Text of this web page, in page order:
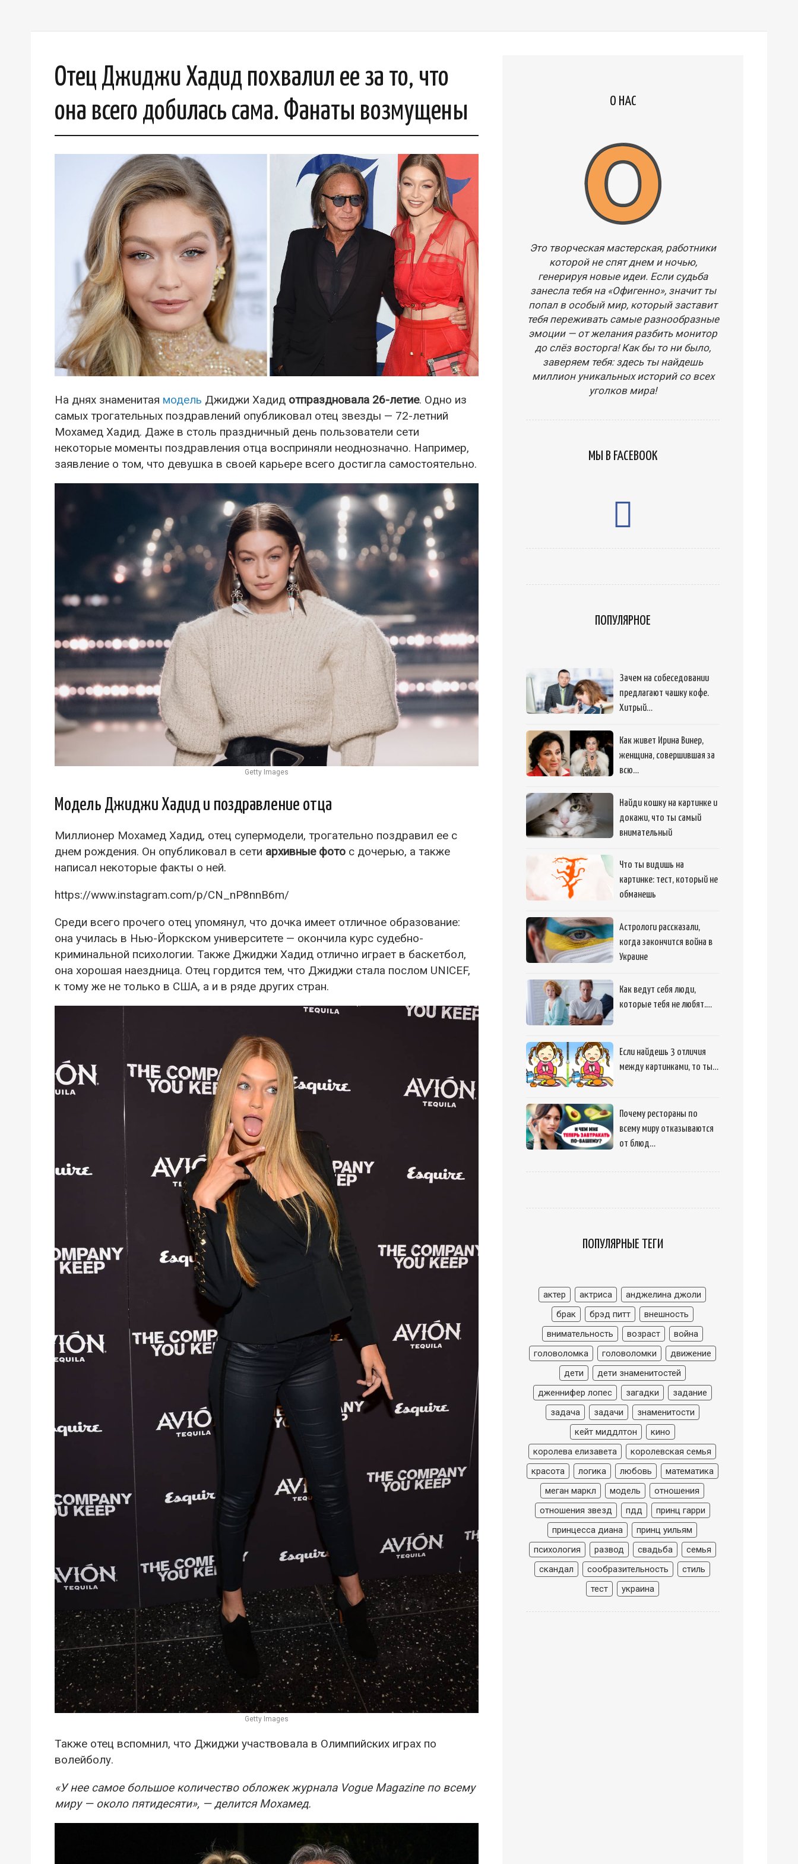
Отец Джиджи Хадид похвалил ее за то, что
она всего добилась сама. Фанаты возмущены
На днях знаменитая модель Джиджи Хадид отпраздновала 26-летие. Одно из
самых трогательных поздравлений опубликовал отец звезды — 72-летний
Мохамед Хадид. Даже в столь праздничный день пользователи сети
некоторые моменты поздравления отца восприняли неоднозначно. Например,
заявление о том, что девушка в своей карьере всего достигла самостоятельно.
Getty Images
Модель Джиджи Хадид и поздравление отца
Миллионер Мохамед Хадид, отец супермодели, трогательно поздравил ее с
днем рождения. Он опубликовал в сети архивные фото с дочерью, а также
написал некоторые факты о ней.
https://www.instagram.com/p/CN_nP8nnB6m/
Среди всего прочего отец упомянул, что дочка имеет отличное образование:
она училась в Нью-Йоркском университете — окончила курс судебно-
криминальной психологии. Также Джиджи Хадид отлично играет в баскетбол,
она хорошая наездница. Отец гордится тем, что Джиджи стала послом UNICEF,
к тому же не только в США, а и в ряде других стран.
Getty Images
Также отец вспомнил, что Джиджи участвовала в Олимпийских играх по
волейболу.
«У нее самое большое количество обложек журнала Vogue Magazine по всему
миру — около пятидесяти», — делится Мохамед.
О НАС
Это творческая мастерская, работники
которой не спят днем и ночью,
генерируя новые идеи. Если судьба
занесла тебя на «Офигенно», значит ты
попал в особый мир, который заставит
тебя переживать самые разнообразные
эмоции — от желания разбить монитор
до слёз восторга! Как бы то ни было,
заверяем тебя: здесь ты найдешь
миллион уникальных историй со всех
уголков мира!
МЫ В FACEBOOK
ПОПУЛЯРНОЕ
Зачем на собеседовании
предлагают чашку кофе.
Хитрый…
Как живет Ирина Винер,
женщина, совершившая за
всю…
Найди кошку на картинке и
докажи, что ты самый
внимательный
Что ты видишь на
картинке: тест, который не
обманешь
Астрологи рассказали,
когда закончится война в
Украине
Как ведут себя люди,
которые тебя не любят.…
Если найдешь 3 отличия
между картинками, то ты…
Почему рестораны по
всему миру отказываются
от блюд…
ПОПУЛЯРНЫЕ ТЕГИ
актер актриса
анджелина джоли
брак
брэд питт
внешность
внимательность
возраст
война
головоломка
головоломки
движение
дети
дети знаменитостей
дженнифер лопес
загадки
задание
задача
задачи
знаменитости
кейт миддлтон
кино
королева елизавета
королевская семья
красота
логика любовь
математика
меган маркл
модель
отношения
отношения звезд
пдд
принц гарри
принцесса диана
принц уильям
психология
развод свадьба
семья
скандал
сообразительность
стиль
тест
украина